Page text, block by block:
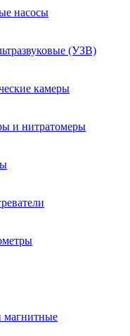
насосы
(УЗВ)
камеры
и нитратомеры